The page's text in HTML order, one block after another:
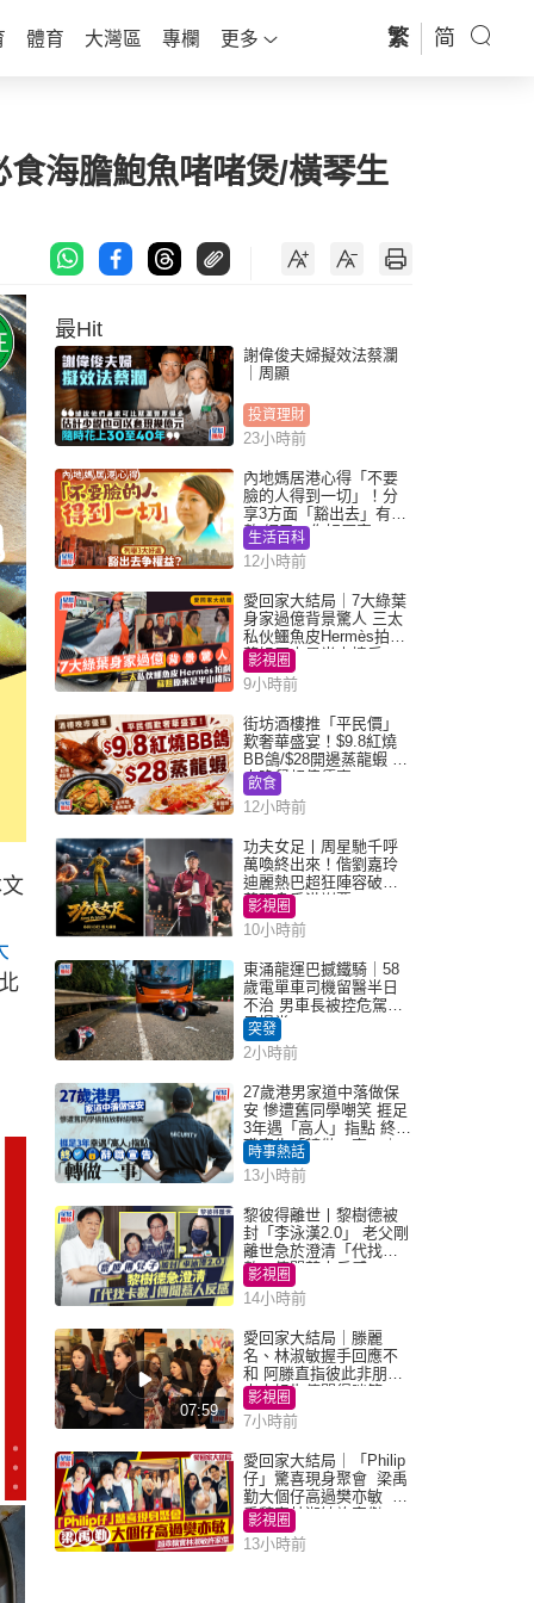
體育 大灣區 專欄 更多 繁 简
海膽鮑魚啫啫煲/橫琴生
最Hit
謝偉俊夫婦擬效法蔡瀾
｜周顯
投資理財
23小時前
內地媽居港心得「不要
臉的人得到一切」！分
享3方面「豁出去」有著
數 網民：你好厲害
生活百科
12小時前
愛回家大結局｜7大綠葉
身家過億背景驚人 三太
私伙鱷魚皮Hermès拍劇
蘇姐原來是半山樓后
影視圈
9小時前
街坊酒樓推「平民價」
歎奢華盛宴！$9.8紅燒
BB鴿/$28開邊蒸龍蝦 3
大晚餐超值優惠
飲食
12小時前
功夫女足丨周星馳千呼
萬喚終出來！偕劉嘉玲
迪麗熱巴超狂陣容破天
荒現身香港謝票
影視圈
10小時前
東涌龍運巴撼鐵騎｜58
歲電單車司機留醫半日
不治 男車長被控危駕今
早提堂
突發
2小時前
27歲港男家道中落做保
安 慘遭舊同學嘲笑 捱足
3年遇「高人」指點 終辭
職宣告「轉做一事」｜
Juicy叮
時事熱話
13小時前
黎彼得離世丨黎樹德被
封「李泳漢2.0」 老父剛
離世急於澄清「代找卡
數」傳聞惹人反感
影視圈
14小時前
07:59
愛回家大結局｜滕麗
名、林淑敏握手回應不
和 阿滕直指彼此非朋友
大小姐指傳聞得啖笑
影視圈
7小時前
愛回家大結局｜「Philip
仔」驚喜現身聚會 梁禹
勤大個仔高過樊亦敏 超
乖黐實林淑敏許家傑
影視圈
13小時前